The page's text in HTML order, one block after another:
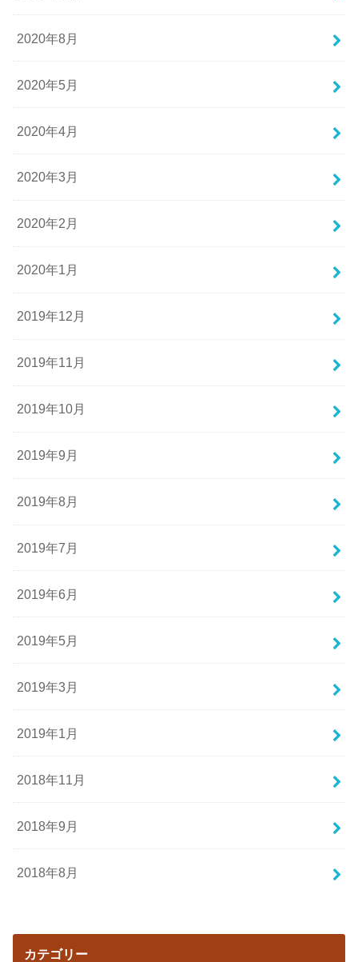
2020年8月
2020年5月
2020年4月
2020年3月
2020年2月
2020年1月
2019年12月
2019年11月
2019年10月
2019年9月
2019年8月
2019年7月
2019年6月
2019年5月
2019年3月
2019年1月
2018年11月
2018年9月
2018年8月
カテゴリー